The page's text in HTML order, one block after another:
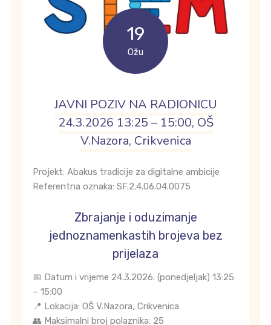
19
Ožu
JAVNI POZIV NA RADIONICU
24.3.2026 13:25 – 15:00, OŠ
V.Nazora, Crikvenica
Projekt: Abakus tradicije za digitalne ambicije
Referentna oznaka: SF.2.4.06.04.0075
Zbrajanje i oduzimanje
jednoznamenkastih brojeva bez
prijelaza
📅 Datum i vrijeme 24.3.2026. (ponedjeljak) 13:25
– 15:00
📍 Lokacija: OŠ V.Nazora, Crikvenica
👥 Maksimalni broj polaznika: 25